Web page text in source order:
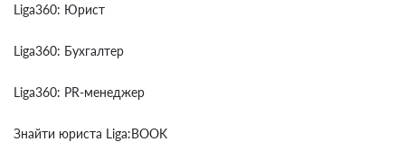
Liga360: Юрист
Liga360: Бухгалтер
Liga360: PR-менеджер
Знайти юриста Liga:BOOK